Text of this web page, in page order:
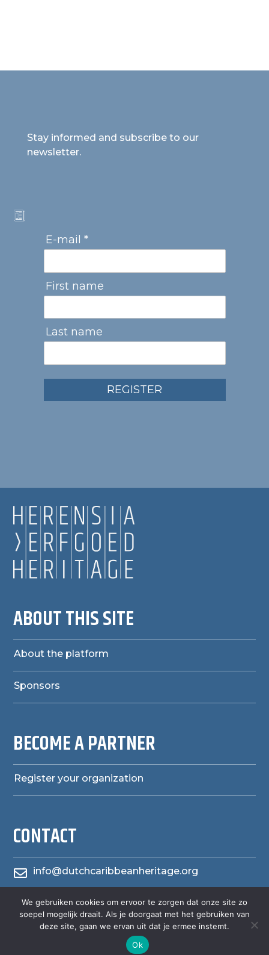
Stay informed and subscribe to our
newsletter.
E-mail *
First name
Last name
REGISTER
ABOUT THIS SITE
About the platform
Sponsors
BECOME A PARTNER
Register your organization
CONTACT
 info@dutchcaribbeanheritage.org
 herensiaerfgoedheritage
We gebruiken cookies om ervoor te zorgen dat onze site zo
soepel mogelijk draait. Als je doorgaat met het gebruiken van
deze site, gaan we ervan uit dat je ermee instemt.
Ok